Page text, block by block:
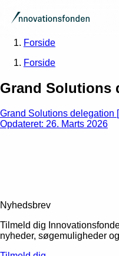
Forside
Forside
Grand Solutions
Grand Solutions delegation
Opdateret: 26. Marts 2026
Nyhedsbrev
Tilmeld dig
nyheder, søgemuligheder